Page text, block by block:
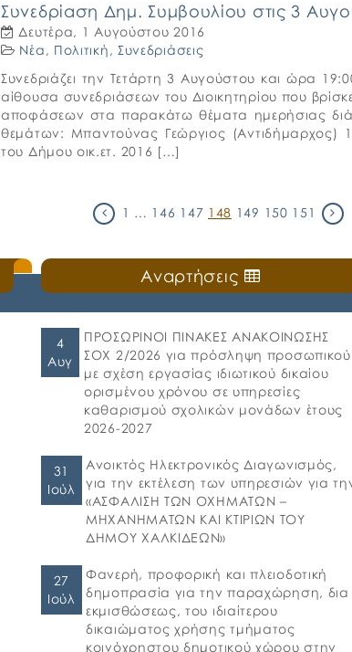
Συνεδρίαση Δημ. Συμβουλίου στις 3
Δευτέρα, 1 Αυγούστου 2016
Νέα , Πολιτική , Συνεδριάσεις
Συνεδριάζει την Τετάρτη 3 Αυγούστου και ώρα
αίθουσα συνεδριάσεων του Διοικητηρίου που
αποφάσεων στα παρακάτω θέματα ημερήσιας
θεμάτων: Μπαντούνας Γεώργιος
του Δήμου οικ.ετ. 2016 […]
1 … 146 147 148 149 150 151
Αναρτήσεις
4
Αυγ
ΠΡΟΣΩΡΙΝΟΙ ΠΙΝΑΚΕΣ ΑΝΑΚΟΙΝΩΣΗΣ
ΣΟΧ 2/2026 για πρόσληψη προσωπικού
με σχέση εργασίας ιδιωτικού δικαίου
ορισμένου χρόνου σε υπηρεσίες
καθαρισμού σχολικών μονάδων έτους
2026-2027
31
Ιούλ
Ανοικτός Ηλεκτρονικός Διαγωνισμός,
για την εκτέλεση των υπηρεσιών για
«ΑΣΦΑΛΙΣΗ ΤΩΝ ΟΧΗΜΑΤΩΝ –
ΜΗΧΑΝΗΜΑΤΩΝ ΚΑΙ ΚΤΙΡΙΩΝ ΤΟΥ
ΔΗΜΟΥ ΧΑΛΚΙΔΕΩΝ»
27
Ιούλ
Φανερή, προφορική και πλειοδοτική
δημοπρασία για την παραχώρηση, δια
εκμισθώσεως, του ιδιαίτερου
δικαιώματος χρήσης τμήματος
κοινόχρηστου δημοτικού χώρου στην